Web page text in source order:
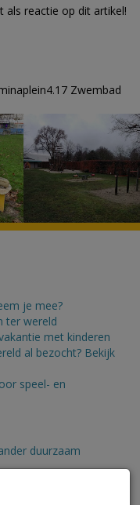
als reactie op dit artikel!
Zwembad
je mee?
ter wereld
met kinderen
al bezocht? Bekijk
speel- en
duurzaam
de snelweg route